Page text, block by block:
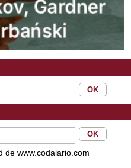
de www.codalario.com